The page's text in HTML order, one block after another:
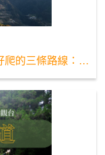
合歡山健行步道推薦，最熱門好爬的三條路線：合歡山北峰、合歡山東峰、合歡山主峰！